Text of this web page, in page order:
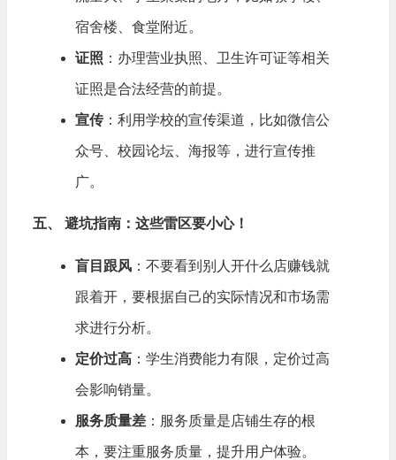
宿舍楼、食堂附近。
证照 ：办理营业执照、卫生许可证等相关
证照是合法经营的前提。
宣传：利用学校的宣传渠道，比如微信公
众号、校园论坛、海报等，进行宣传推
广。
五、 避坑指南：这些雷区要小心！
盲目跟风：不要看到别人开什么店赚钱就
跟着开，要根据自己的实际情况和市场需
求进行分析。
定价过高：学生消费能力有限，定价过高
会影响销量。
服务质量差：服务质量是店铺生存的根
本，要注重服务质量，提升用户体验。